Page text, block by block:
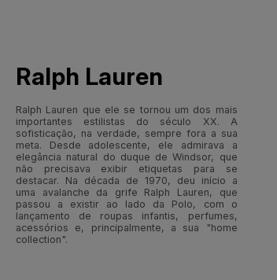
Ralph Lauren
Ralph Lauren que ele se tornou um dos mais
importantes estilistas do século XX. A
sofisticação, na verdade, sempre fora a sua
meta. Desde adolescente, ele admirava a
elegância natural do duque de Windsor, que
não precisava exibir etiquetas para se
destacar. Na década de 1970, deu início a
uma avalanche da grife Ralph Lauren, que
passou a existir ao lado da Polo, com o
lançamento de roupas infantis, perfumes,
acessórios e, principalmente, a sua "home
collection".